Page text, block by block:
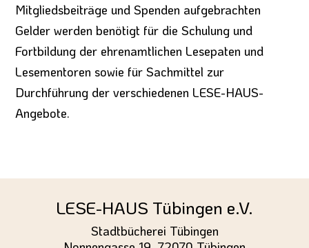
Mitgliedsbeiträge und Spenden aufgebrachten
Gelder werden benötigt für die Schulung und
Fortbildung der ehrenamtlichen Lesepaten und
Lesementoren sowie für Sachmittel zur
Durchführung der verschiedenen LESE-HAUS-
Angebote.
LESE-HAUS Tübingen e.V.
Stadtbücherei Tübingen